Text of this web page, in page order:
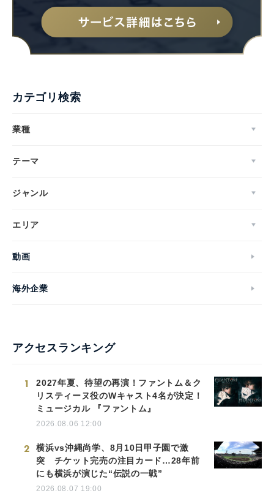
カテゴリ検索
業種
テーマ
ジャンル
エリア
動画
海外企業
アクセスランキング
1
2027年夏、待望の再演！ファントム＆ク
リスティーヌ役のWキャスト4名が決定！
ミュージカル 『ファントム』
2026.08.06 12:00
2
横浜vs沖縄尚学、8月10日甲子園で激
突 チケット完売の注目カード…28年前
にも横浜が演じた“伝説の一戦”
2026.08.07 19:00